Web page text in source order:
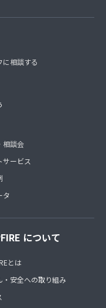
に相談する
相談会
サービス
タ
について
とは
・安全への取り組み